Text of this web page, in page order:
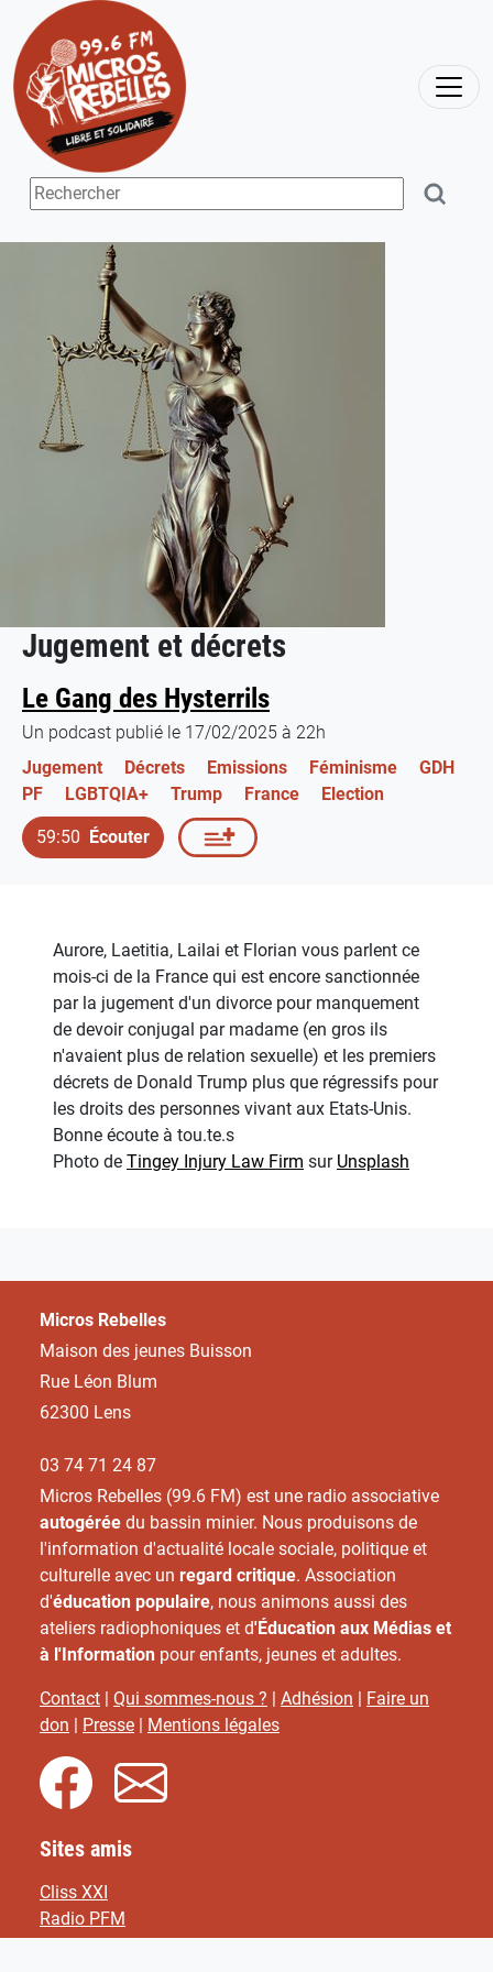
Jugement et décrets
Le Gang des Hysterrils
Un podcast publié le 17/02/2025 à 22h
Jugement
Décrets Emissions Féminisme
GDH
PF
LGBTQIA+ Trump France Election
59:50 Écouter
Aurore, Laetitia, Lailai et Florian vous parlent ce
mois-ci de la France qui est encore sanctionnée
par la jugement d'un divorce pour manquement
de devoir conjugal par madame (en gros ils
n'avaient plus de relation sexuelle) et les premiers
décrets de Donald Trump plus que régressifs pour
les droits des personnes vivant aux Etats-Unis.
Bonne écoute à tou.te.s
Photo de Tingey Injury Law Firm sur Unsplash
Micros Rebelles
Maison des jeunes Buisson
Rue Léon Blum
62300 Lens
03 74 71 24 87
Micros Rebelles (99.6 FM) est une radio associative
autogérée du bassin minier. Nous produisons de
l'information d'actualité locale sociale, politique et
culturelle avec un regard critique. Association
d'éducation populaire, nous animons aussi des
ateliers radiophoniques et d'Éducation aux Médias et
à l'Information pour enfants, jeunes et adultes.
Contact | Qui sommes-nous ? | Adhésion | Faire un
don | Presse | Mentions légales
Sites amis
Cliss XXI
Radio PFM
F.R.A.N.F